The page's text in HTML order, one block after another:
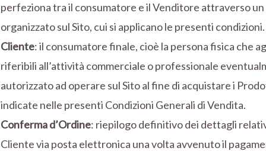
perfeziona tra il consumatore e il Venditore attraverso
organizzato sul Sito, cui si applicano le presenti condizioni.
Cliente: il consumatore finale, cioè la persona fisica che
riferibili all’attività commerciale o professionale
autorizzato ad operare sul Sito al fine di acquistare i
indicate nelle presenti Condizioni Generali di Vendita.
Conferma d’Ordine: riepilogo definitivo dei dettagli
Cliente via posta elettronica una volta avvenuto il